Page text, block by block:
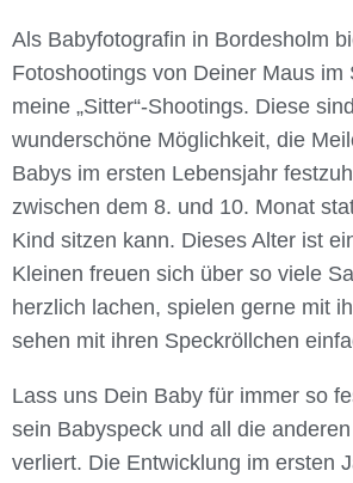
Als Babyfotografin in Bordesholm
Fotoshootings von Deiner Maus im
meine „Sitter“-Shootings. Diese
wunderschöne Möglichkeit, die
Babys im ersten Lebensjahr
zwischen dem 8. und 10. Monat
Kind sitzen kann. Dieses Alter ist
Kleinen freuen sich über so viele
herzlich lachen, spielen gerne mit
sehen mit ihren Speckröllchen
Lass uns Dein Baby für immer so
sein Babyspeck und all die
verliert. Die Entwicklung im ersten